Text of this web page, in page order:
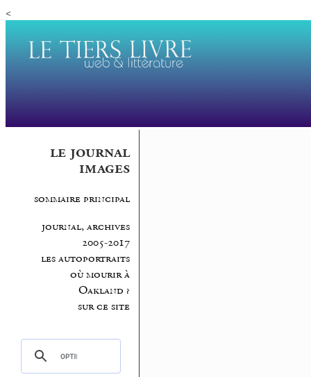
<
le journal
images
sommaire principal
journal, archives
2005-2017
les autoportraits
où mourir à
Oakland ?
sur ce site